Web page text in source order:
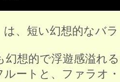
は、短い幻想的なバ
幻想的で浮遊感溢れ
ルートと、ファラオ